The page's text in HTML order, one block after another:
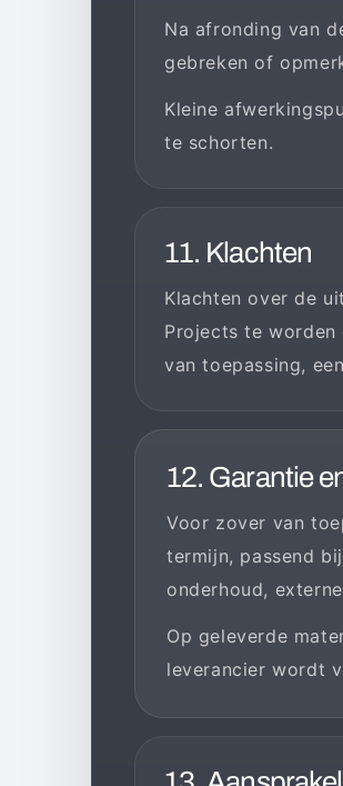
Na afronding van
gebreken of
Kleine
te schorten.
11. Klachten
Klachten over de
Projects te
van toepassing,
12. Garantie
Voor zover van
termijn, passend
onderhoud,
Op geleverde
leverancier wordt